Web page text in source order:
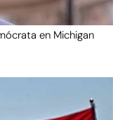
en Michigan